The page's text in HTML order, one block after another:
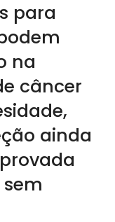
para
na
câncer
ainda